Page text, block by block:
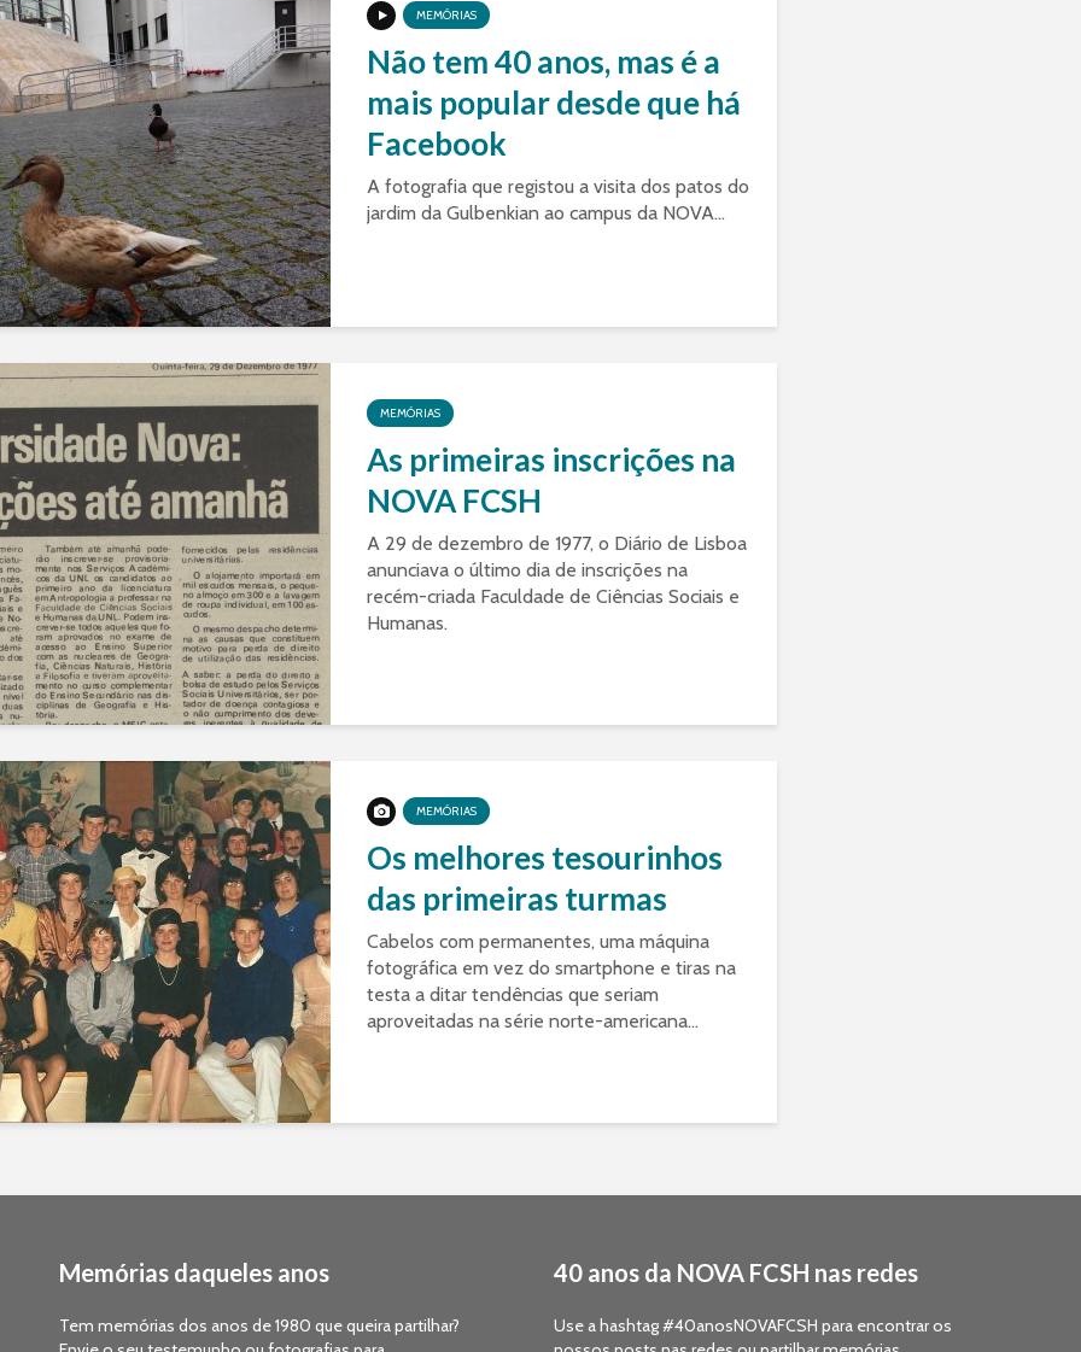
MEMÓRIAS
Não tem 40 anos, mas é a
mais popular desde que há
Facebook
A fotografia que registou a visita dos patos do
jardim da Gulbenkian ao campus da NOVA...
MEMÓRIAS
As primeiras inscrições na
NOVA FCSH
A 29 de dezembro de 1977, o Diário de Lisboa
anunciava o último dia de inscrições na
recém-criada Faculdade de Ciências Sociais e
Humanas.
MEMÓRIAS
Os melhores tesourinhos
das primeiras turmas
Cabelos com permanentes, uma máquina
fotográfica em vez do smartphone e tiras na
testa a ditar tendências que seriam
aproveitadas na série norte-americana...
Memórias daqueles anos
Tem memórias dos anos de 1980 que queira partilhar?
40 anos da NOVA FCSH nas redes
Use a hashtag #40anosNOVAFCSH para encontrar os